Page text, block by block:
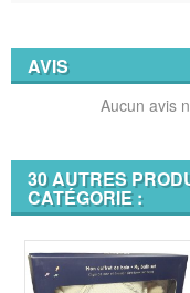
AVIS
Aucun avis
30 AUTRES
CATÉGORIE :